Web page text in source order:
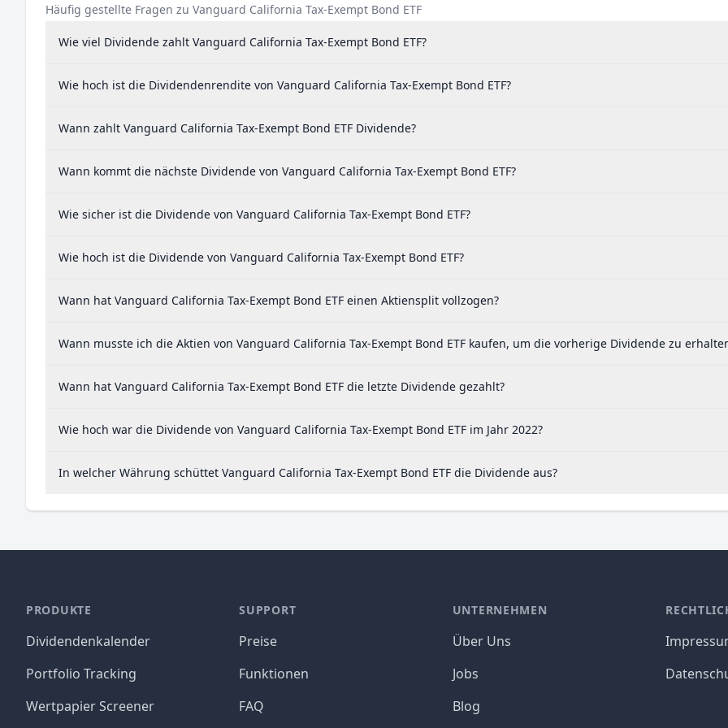
Häufig gestellte Fragen zu Vanguard California Tax-Exempt Bond ETF
Wie viel Dividende zahlt Vanguard California Tax-Exempt Bond ETF?
Wie hoch ist die Dividendenrendite von Vanguard California Tax-Exempt Bond ETF?
Wann zahlt Vanguard California Tax-Exempt Bond ETF Dividende?
Wann kommt die nächste Dividende von Vanguard California Tax-Exempt Bond ETF?
Wie sicher ist die Dividende von Vanguard California Tax-Exempt Bond ETF?
Wie hoch ist die Dividende von Vanguard California Tax-Exempt Bond ETF?
Wann hat Vanguard California Tax-Exempt Bond ETF einen Aktiensplit vollzogen?
Wann musste ich die Aktien von Vanguard California Tax-Exempt Bond ETF kaufen, um die vorherige Dividende zu
Wann hat Vanguard California Tax-Exempt Bond ETF die letzte Dividende gezahlt?
Wie hoch war die Dividende von Vanguard California Tax-Exempt Bond ETF im Jahr 2022?
In welcher Währung schüttet Vanguard California Tax-Exempt Bond ETF die Dividende aus?
PRODUKTE
Dividendenkalender
Portfolio Tracking
Wertpapier Screener
SUPPORT
Preise
Funktionen
FAQ
UNTERNEHMEN
Über Uns
Jobs
Blog